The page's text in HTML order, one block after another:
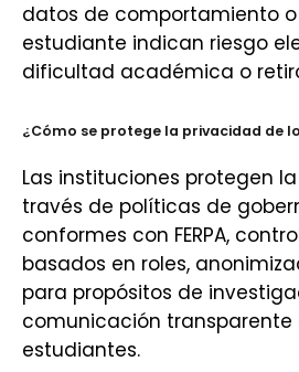
datos de comportamiento
estudiante indican riesgo
dificultad académica o
¿Cómo se protege la privacidad de
Las instituciones protegen
través de políticas de
conformes con FERPA,
basados en roles,
para propósitos de
comunicación transparente
estudiantes.